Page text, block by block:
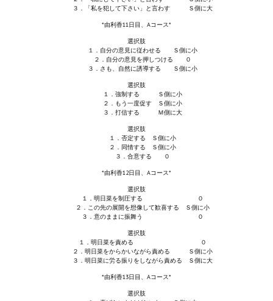
３．「私を犯して下さい」と言わす Ｓ側に大
*由利香11日目、Aコース*
選択肢
１．自分の意見に従わせる Ｓ側に小
２．自分の意見を押しつける ０
３．さも、自然に誘導する Ｓ側に小
選択肢
１．強制する Ｓ側に小
２．もう一度促す Ｓ側に小
３．打信する Ｍ側に大
選択肢
１．否定する Ｓ側に小
２．同情する Ｓ側に小
３．合意する ０
*由利香12日目、Aコース*
選択肢
１．明日菜を制圧する ０
２．この先の展開を想像して歓喜する Ｓ側に小
３．意のままに振舞う ０
選択肢
１．明日菜を責める ０
２．明日菜をからかいながら責める Ｓ側に小
３．明日菜に労る振りをしながら責める Ｓ側に大
*由利香13日目、Aコース*
選択肢